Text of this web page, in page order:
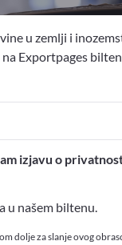
u zemlji i
Exportpages
izjavu o
u našem biltenu.
dolje za slanje ovog